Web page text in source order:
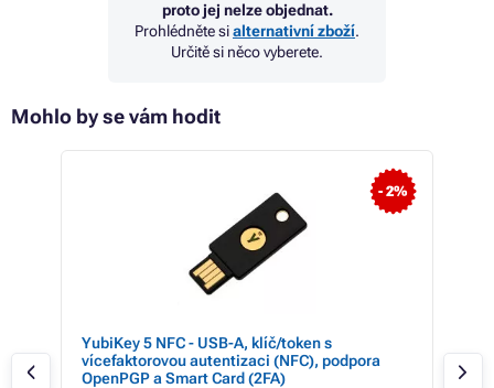
proto jej nelze objednat.
Prohlédněte sialternativní zboží.
Určitě si něco vyberete.
Mohlo by se vám hodit
- 2%
YubiKey 5 NFC - USB-A, klíč/token s
vícefaktorovou autentizaci (NFC), podpora
OpenPGP a Smart Card (2FA)